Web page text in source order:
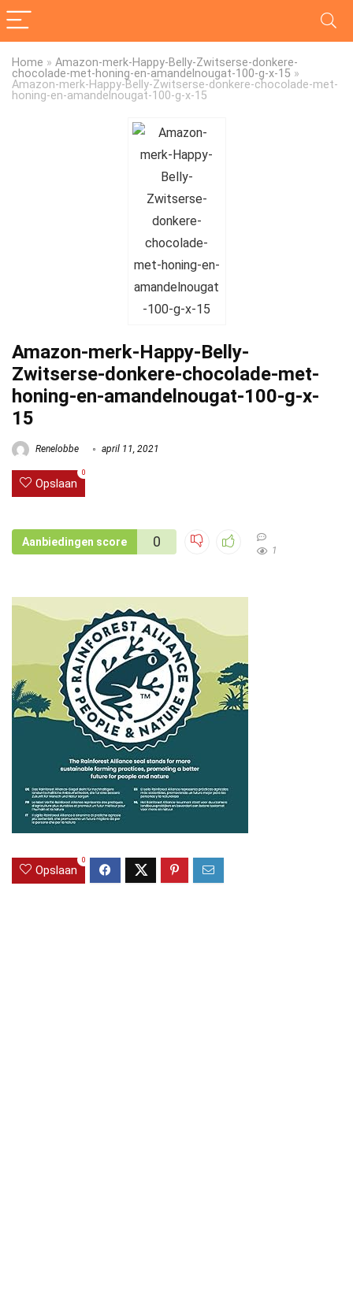
Home » Amazon-merk-Happy-Belly-Zwitserse-donkere-
chocolade-met-honing-en-amandelnougat-100-g-x-15 »
Amazon-merk-Happy-Belly-Zwitserse-donkere-chocolade-met-
honing-en-amandelnougat-100-g-x-15
Amazon-merk-Happy-Belly-
Zwitserse-donkere-chocolade-met-
honing-en-amandelnougat-100-g-x-
15
Renelobbe april 11, 2021
Opslaan
0
Aanbiedingen score 0
1
Opslaan
0